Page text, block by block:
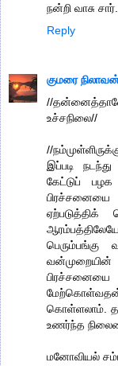
நன்றி வாசு சார்.
Reply
குமரை
//
உச்சநிலை//
//
இப்படி
கேட்டுப்
பெரும்பங்கு
கொள்ளலாம்.
உணர்ந்த
மனோவியல்